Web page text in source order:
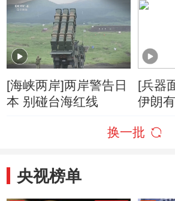
朗称摧毁美军F-35战
机
[海峡两岸]两岸警告日
本 别碰台海红线
[兵器
伊朗
换一批
央视榜单